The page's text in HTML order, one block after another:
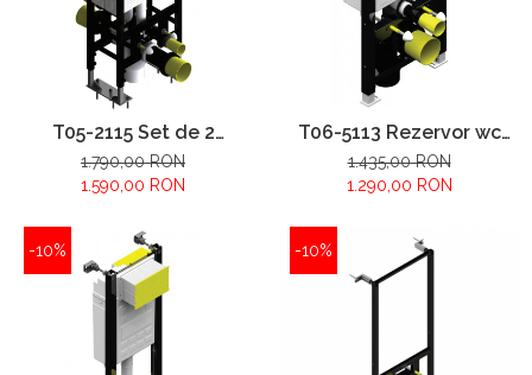
T05-2115 Set de 2
rezervoare wc
incorporate
1.790,00 RON
1.590,00 RON
T06-5113 Rezervor wc
incorporat
1.435,00 RON
1.290,00 RON
-10% -10%